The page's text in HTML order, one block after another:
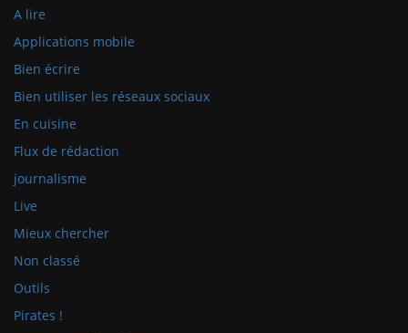
A lire
Applications mobile
Bien écrire
Bien utiliser les réseaux sociaux
En cuisine
Flux de rédaction
journalisme
Live
Mieux chercher
Non classé
Outils
Pirates !